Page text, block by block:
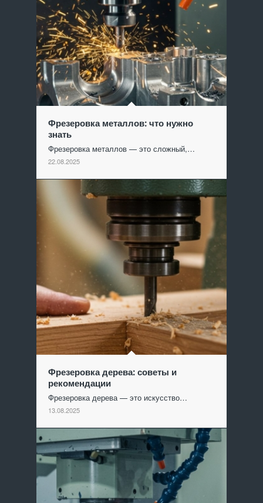
Фрезеровка металлов: что нужно
знать
Фрезеровка металлов — это сложный,…
22.08.2025
Фрезеровка дерева: советы и
рекомендации
Фрезеровка дерева — это искусство…
13.08.2025